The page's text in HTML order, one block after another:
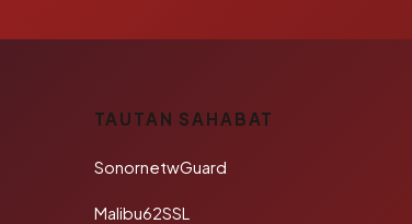
TAUTAN SAHABAT
SonornetwGuard
Malibu62SSL